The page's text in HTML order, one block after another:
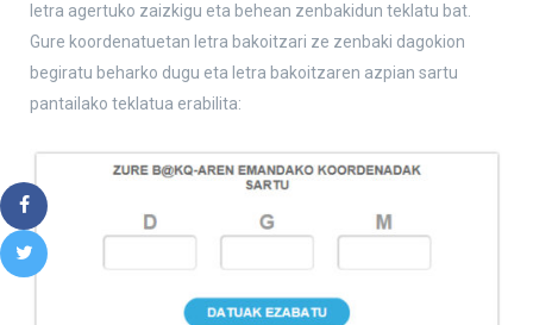
letra agertuko zaizkigu eta behean zenbakidun teklatu bat.
Gure koordenatuetan letra bakoitzari ze zenbaki dagokion
begiratu beharko dugu eta letra bakoitzaren azpian sartu
pantailako teklatua erabilita: